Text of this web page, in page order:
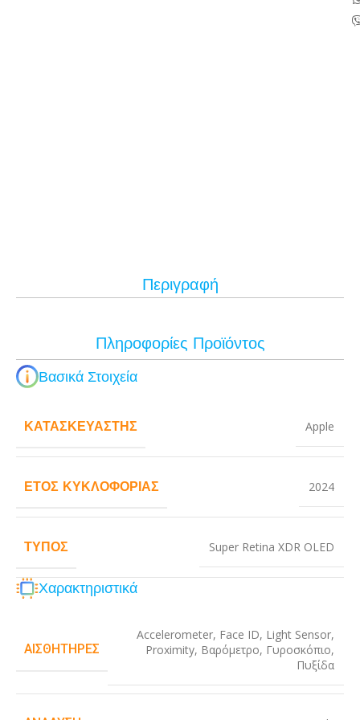
Περιγραφή
Πληροφορίες Προϊόντος
Βασικά Στοιχεία
ΚΑΤΑΣΚΕΥΑΣΤΉΣ Apple
ΈΤΟΣ ΚΥΚΛΟΦΟΡΊΑΣ 2024
ΤΎΠΟΣ Super Retina XDR OLED
Χαρακτηριστικά
ΑΙΣΘΗΤΉΡΕΣ
Accelerometer, Face ID, Light Sensor,
Proximity, Βαρόμετρο, Γυροσκόπιο,
Πυξίδα